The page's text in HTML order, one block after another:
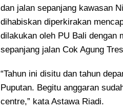
dan jalan sepanjang kawasan
dihabiskan diperkirakan
dilakukan oleh PU Bali dengan
sepanjang jalan Cok Agung
“Tahun ini disitu dan tahun
Puputan. Begitu anggaran
centre,” kata Astawa Riadi.